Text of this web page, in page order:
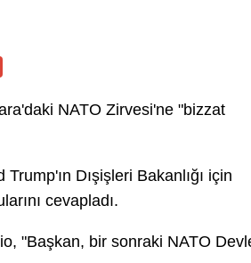
NATO Zirvesi'ne "bizzat
Dışişleri Bakanlığı için
cevapladı.
"Başkan, bir sonraki NATO